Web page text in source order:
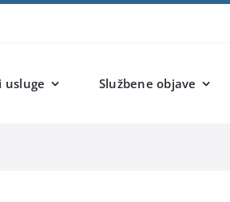
usluge Službene objave